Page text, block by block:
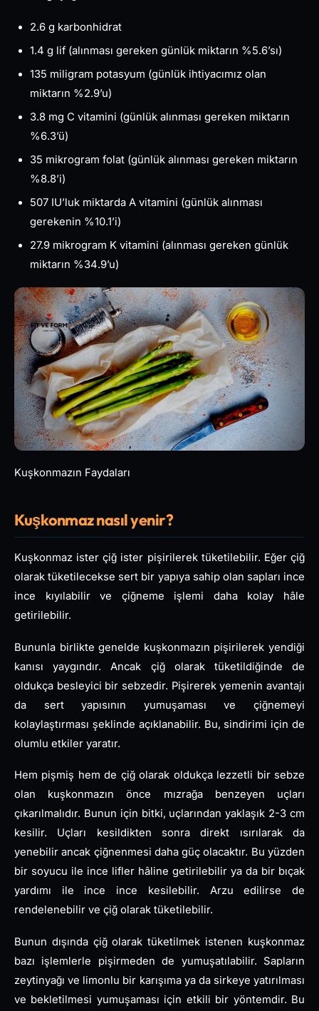
2.6 g karbonhidrat
1.4 g lif (alınması gereken günlük miktarın %5.6’sı)
135 miligram potasyum (günlük ihtiyacımız olan
miktarın %2.9’u)
3.8 mg C vitamini (günlük alınması gereken miktarın
%6.3’ü)
35 mikrogram folat (günlük alınması gereken miktarın
%8.8’i)
507 IU’luk miktarda A vitamini (günlük alınması
gerekenin %10.1’i)
27.9 mikrogram K vitamini (alınması gereken günlük
miktarın %34.9’u)
Kuşkonmazın Faydaları
Kuşkonmaz nasıl yenir?
Kuşkonmaz ister çiğ ister pişirilerek tüketilebilir. Eğer çiğ
olarak tüketilecekse sert bir yapıya sahip olan sapları ince
ince kıyılabilir ve çiğneme işlemi daha kolay hâle
getirilebilir.
Bununla birlikte genelde kuşkonmazın pişirilerek yendiği
kanısı yaygındır. Ancak çiğ olarak tüketildiğinde de
oldukça besleyici bir sebzedir. Pişirerek yemenin avantajı
da sert yapısının yumuşaması ve çiğnemeyi
kolaylaştırması şeklinde açıklanabilir. Bu, sindirimi için de
olumlu etkiler yaratır.
Hem pişmiş hem de çiğ olarak oldukça lezzetli bir sebze
olan kuşkonmazın önce mızrağa benzeyen uçları
çıkarılmalıdır. Bunun için bitki, uçlarından yaklaşık 2-3 cm
kesilir. Uçları kesildikten sonra direkt ısırılarak da
yenebilir ancak çiğnenmesi daha güç olacaktır. Bu yüzden
bir soyucu ile ince lifler hâline getirilebilir ya da bir bıçak
yardımı ile ince ince kesilebilir. Arzu edilirse de
rendelenebilir ve çiğ olarak tüketilebilir.
Bunun dışında çiğ olarak tüketilmek istenen kuşkonmaz
bazı işlemlerle pişirmeden de yumuşatılabilir. Sapların
zeytinyağı ve limonlu bir karışıma ya da sirkeye yatırılması
ve bekletilmesi yumuşaması için etkili bir yöntemdir. Bu